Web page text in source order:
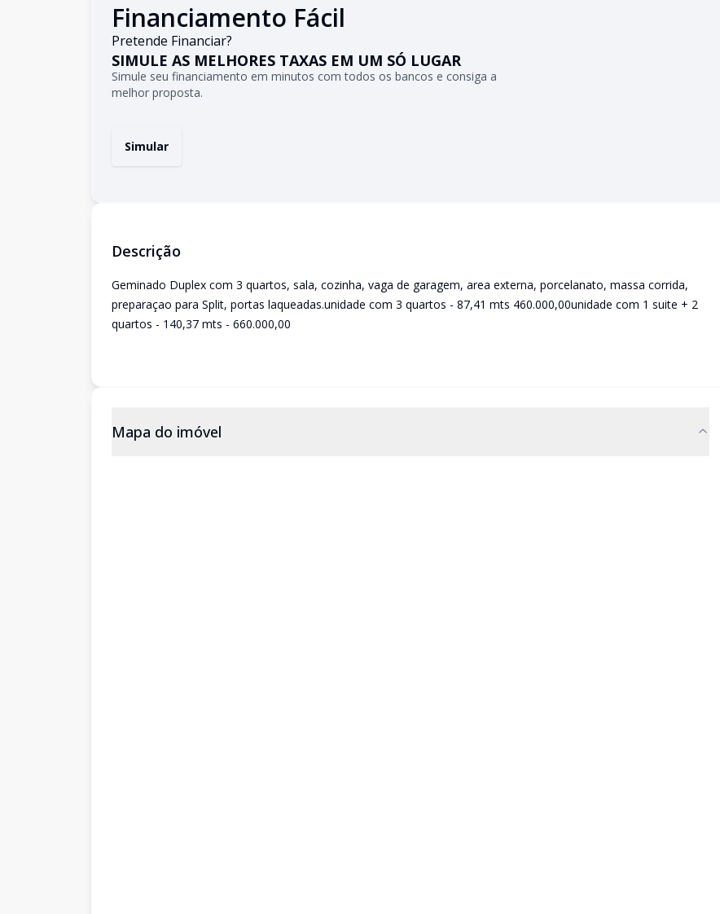
Financiamento Fácil
Pretende Financiar?
SIMULE AS MELHORES TAXAS EM UM SÓ LUGAR
Simule seu financiamento em minutos com todos os bancos e consiga a
melhor proposta.
Simular
Descrição
Geminado Duplex com 3 quartos, sala, cozinha, vaga de garagem, area externa, porcelanato, massa corrida,
preparaçao para Split, portas laqueadas.unidade com 3 quartos - 87,41 mts 460.000,00unidade com 1 suite + 2
quartos - 140,37 mts - 660.000,00
Mapa do imóvel